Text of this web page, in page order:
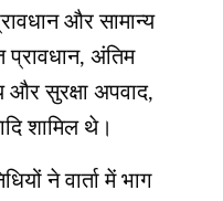
और सामान्य
प्रावधान, अंतिम
और सुरक्षा अपवाद,
शामिल थे।
ने वार्ता में भाग